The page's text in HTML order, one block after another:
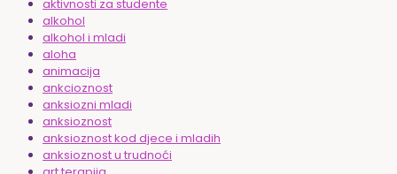
aktivnosti za studente
alkohol
alkohol i mladi
aloha
animacija
ankcioznost
anksiozni mladi
anksioznost
anksioznost kod djece i mladih
anksioznost u trudnoći